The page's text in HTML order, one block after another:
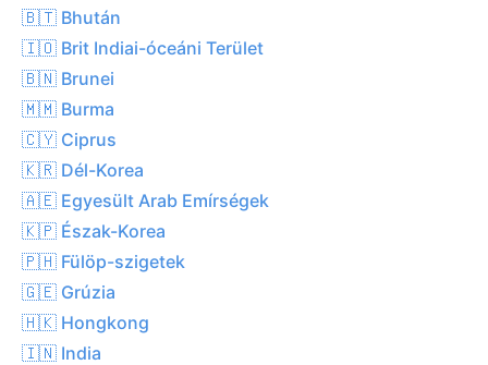
🇧🇹 Bhután
🇮🇴 Brit Indiai-óceáni Terület
🇧🇳 Brunei
🇲🇲 Burma
🇨🇾 Ciprus
🇰🇷 Dél-Korea
🇦🇪 Egyesült Arab Emírségek
🇰🇵 Észak-Korea
🇵🇭 Fülöp-szigetek
🇬🇪 Grúzia
🇭🇰 Hongkong
🇮🇳 India